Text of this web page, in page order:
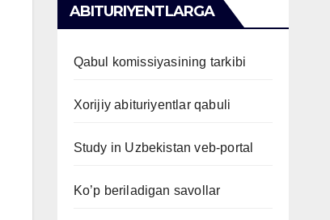
ABITURIYENTLARGA
Qabul komissiyasining tarkibi
Xorijiy abituriyentlar qabuli
Study in Uzbekistan veb-portal
Ko’p beriladigan savollar